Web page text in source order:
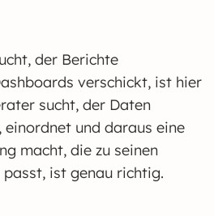
der Berichte
verschickt, ist hier
sucht, der Daten
und daraus eine
macht, die zu seinen
passt, ist genau richtig.